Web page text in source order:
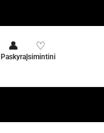
👤
Paskyra
♡
Įsimintini